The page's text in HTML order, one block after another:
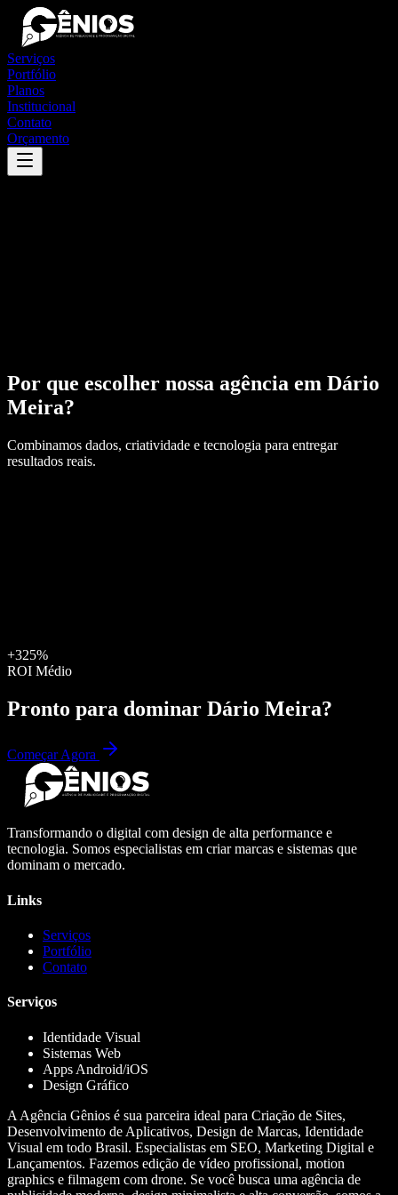
Serviços
Portfólio
Planos
Institucional
Contato
Orçamento
Por que escolher nossa agência em Dário
Meira?
Combinamos dados, criatividade e tecnologia para entregar
resultados reais.
+325%
ROI Médio
Pronto para dominar Dário Meira?
Começar Agora
Transformando o digital com design de alta performance e
tecnologia. Somos especialistas em criar marcas e sistemas que
dominam o mercado.
Links
Serviços
Portfólio
Contato
Serviços
Identidade Visual
Sistemas Web
Apps Android/iOS
Design Gráfico
A Agência Gênios é sua parceira ideal para Criação de Sites,
Desenvolvimento de Aplicativos, Design de Marcas, Identidade
Visual em todo Brasil. Especialistas em SEO, Marketing Digital e
Lançamentos. Fazemos edição de vídeo profissional, motion
graphics e filmagem com drone. Se você busca uma agência de